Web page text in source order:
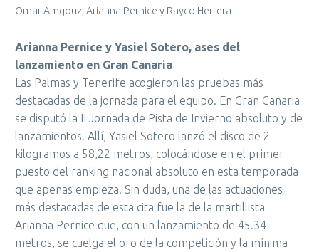
Omar Amgouz, Arianna Pernice y Rayco Herrera
Arianna Pernice y Yasiel Sotero, ases del
lanzamiento en Gran Canaria
Las Palmas y Tenerife acogieron las pruebas más
destacadas de la jornada para el equipo. En Gran Canaria
se disputó la II Jornada de Pista de Invierno absoluto y de
lanzamientos. Allí, Yasiel Sotero lanzó el disco de 2
kilogramos a 58,22 metros, colocándose en el primer
puesto del ranking nacional absoluto en esta temporada
que apenas empieza. Sin duda, una de las actuaciones
más destacadas de esta cita fue la de la martillista
Arianna Pernice que, con un lanzamiento de 45.34
metros, se cuelga el oro de la competición y la mínima